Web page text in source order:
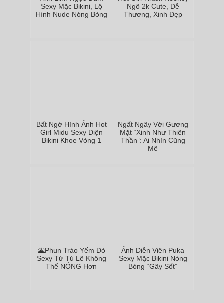
Sexy Mặc Bikini, Lộ
Hình Nude Nóng Bỏng
Ngô 2k Cute, Dễ
Thương, Xinh Đẹp
Bất Ngờ Hình Ảnh Hot
Girl Midu Sexy Diện
Bikini Khoe Vòng 1
Ngất Ngây Với Gương
Mặt “Xinh Như Thiên
Thần”: Ai Nhìn Cũng
Mê
🌋Phun Trào Yếm Đỏ
Sexy Từ Tú Lê Không
Thể NÓNG Hơn
Ảnh Diễn Viên Puka
Sexy Mặc Bikini Nóng
Bỏng “Gây Sốt”